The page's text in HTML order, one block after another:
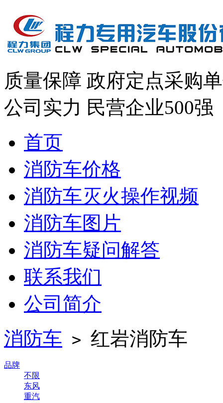
质量保障 政府定点采购
公司实力 民营企业500强
首页
消防车价格
消防车灭火操作视频
消防车图片
消防车疑问解答
联系我们
公司简介
消防车 > 红岩消防车
品牌
不限
东风
重汽